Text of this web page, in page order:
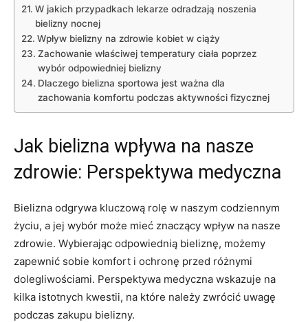
W jakich⁣ przypadkach lekarze odradzają noszenia
bielizny ⁢nocnej
Wpływ bielizny na zdrowie kobiet w ‌ciąży
Zachowanie właściwej⁤ temperatury ciała⁣ poprzez
wybór odpowiedniej bielizny
Dlaczego⁤ bielizna sportowa jest⁣ ważna‍ dla
zachowania komfortu podczas aktywności fizycznej
Jak bielizna wpływa na nasze
zdrowie:⁣ Perspektywa medyczna
Bielizna odgrywa kluczową ‌rolę w naszym codziennym
życiu, ⁤a jej wybór może mieć znaczący wpływ na nasze⁤
zdrowie.‌ Wybierając ‍odpowiednią⁤ bieliznę, ⁤możemy
zapewnić ‍sobie komfort i ochronę przed różnymi
⁣dolegliwościami. Perspektywa medyczna wskazuje ​na
kilka istotnych kwestii, ‌na które należy zwrócić​ uwagę​
podczas zakupu bielizny.